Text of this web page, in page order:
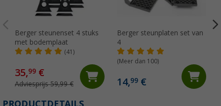
Berger steunenset 4 stuks
met bodemplaat
(41)
35,99 €
Adviesprijs 59,99 €
Berger steunplaten set van
4
(Meer dan 100)
14,99€